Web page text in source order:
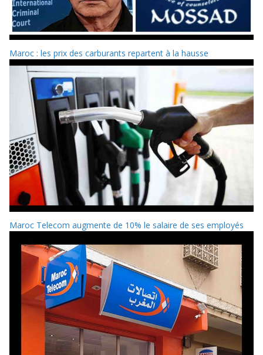
Maroc : les prix des carburants repartent à la hausse
Maroc Telecom augmente de 10% le salaire de ses employés